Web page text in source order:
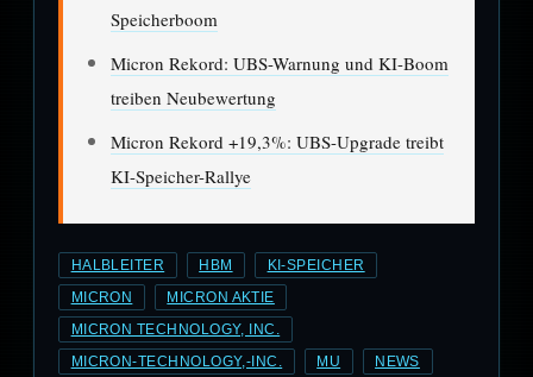
Speicherboom
Micron Rekord: UBS-Warnung und KI-Boom
treiben Neubewertung
Micron Rekord +19,3%: UBS-Upgrade treibt
KI-Speicher-Rallye
HALBLEITER HBM KI-SPEICHER
MICRON MICRON AKTIE
MICRON TECHNOLOGY, INC.
MICRON-TECHNOLOGY,-INC. MU NEWS